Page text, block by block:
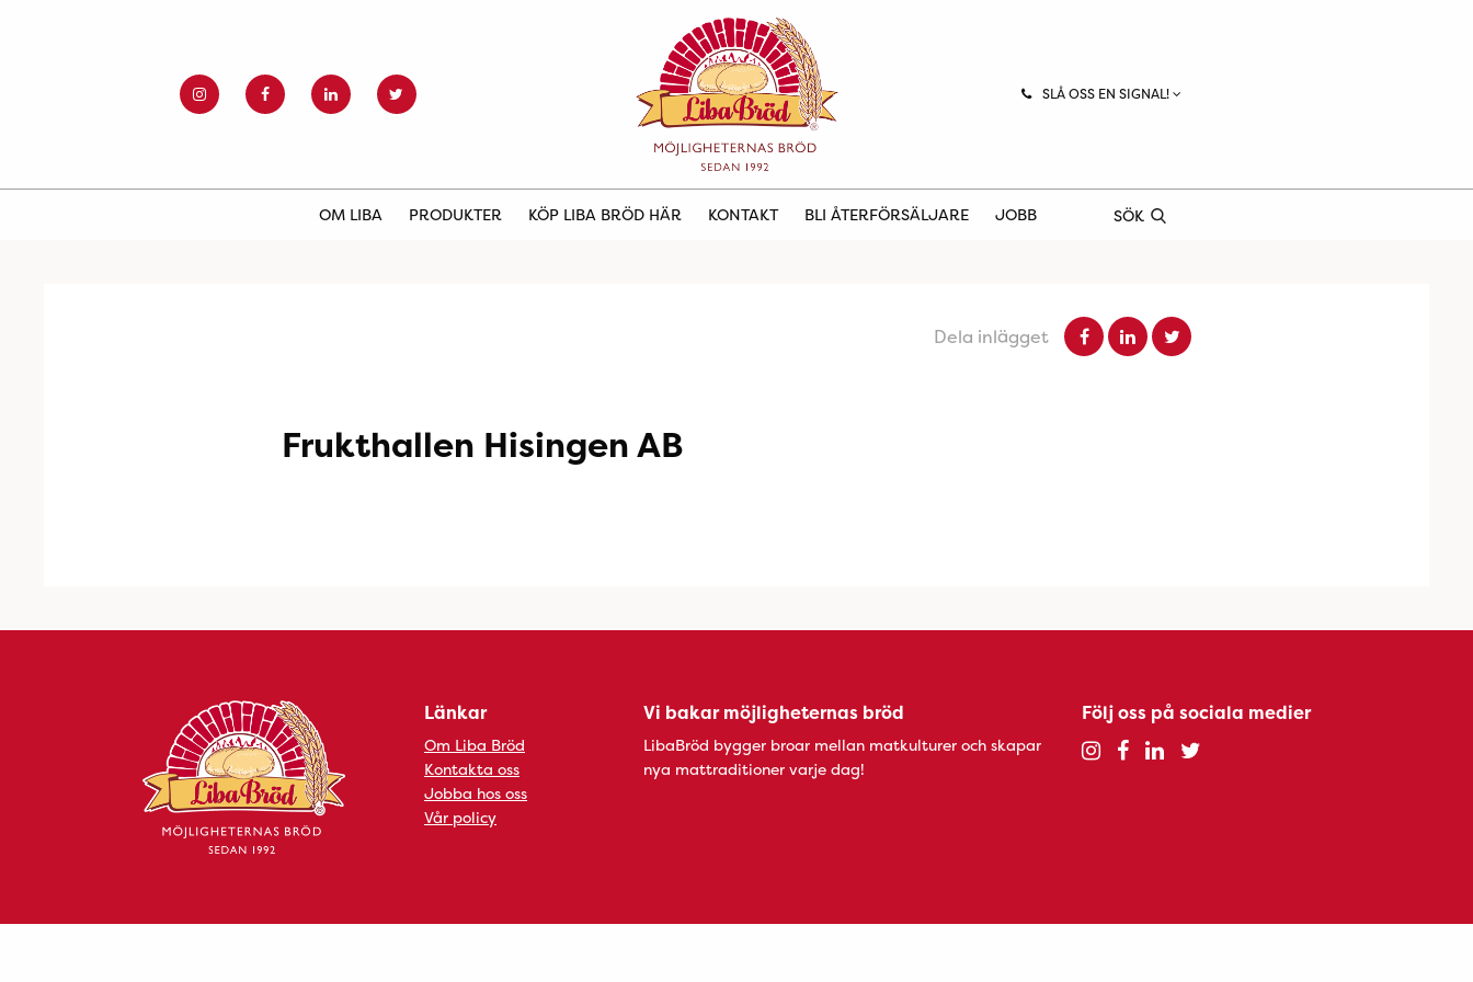
SLÅ OSS EN SIGNAL!
OM LIBA PRODUKTER KÖP LIBA BRÖD HÄR KONTAKT BLI ÅTERFÖRSÄLJARE JOBB SÖK
Dela inlägget
Frukthallen Hisingen AB
Länkar
Om Liba Bröd
Kontakta oss
Jobba hos oss
Vår policy
Vi bakar möjligheternas bröd
LibaBröd bygger broar mellan matkulturer och skapar
nya mattraditioner varje dag!
Följ oss på sociala medier